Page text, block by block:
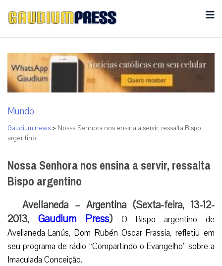
Mundo
Gaudium news > Nossa Senhora nos ensina a servir, ressalta Bispo
argentino
Nossa Senhora nos ensina a servir, ressalta
Bispo argentino
Avellaneda – Argentina (Sexta-feira, 13-12-
2013, Gaudium Press)
O Bispo argentino de
Avellaneda-Lanús, Dom Rubén Oscar Frassia, refletiu em
seu programa de rádio “Compartindo o Evangelho” sobre a
Imaculada Conceição.